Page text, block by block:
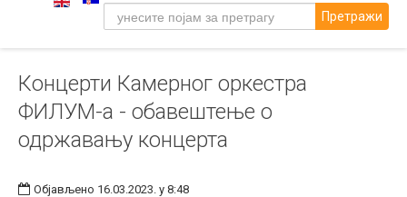
Уметност
Музичка уметност
Примењена и ликовна уметност
Галерија
Претражи
Концерти Камерног оркестра
ФИЛУМ-а - обавештење о
одржавању концерта
Објављено 16.03.2023. у 8:48